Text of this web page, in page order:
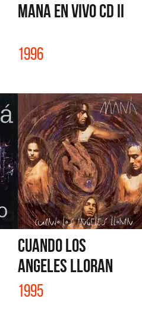
MANA EN VIVO CD II
1996
CUANDO LOS
ANGELES LLORAN
1995